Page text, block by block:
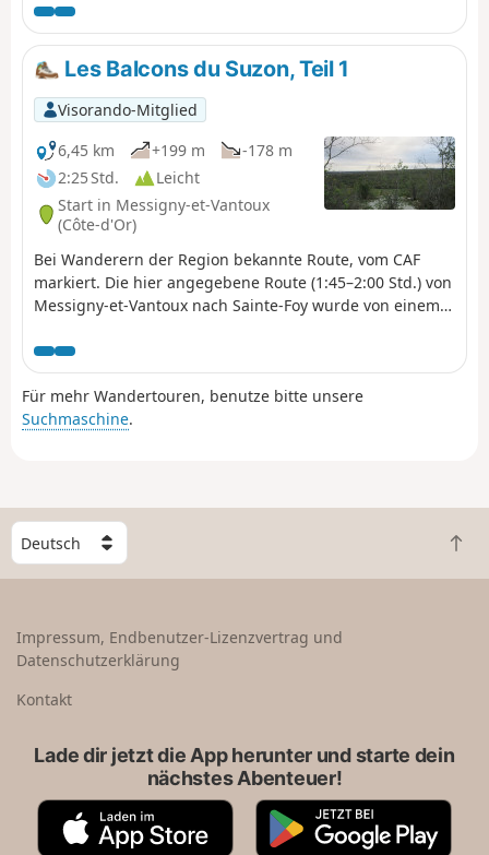
der Welt, ebenso wie einige der charmanten Dörfer und
Sehenswürdigkeiten dazwischen, wie Vosne-Romanée,
Chambolle-Musigny und Chateau de Vougeot. Die
Wanderung ist hundefreundlich (in Nuits gibt es eine
gute Tierarztpraxis). Es handelt sich um eine ziemlich
lange und recht anspruchsvolle Wanderung, da es in der
Mitte einige Anstiege gibt, die von den Weinbergen in
die Wälder führen. Die Rückfahrt mit Bus und Bahn zum
Ausgangspunkt ist möglich.
Les Balcons du Suzon, Teil 1
Visorando-Mitglied
6,45 km
+199 m
-178 m
2:25 Std.
Leicht
Start in Messigny-et-Vantoux
(Côte-d'Or)
Bei Wanderern der Region bekannte Route, vom CAF
markiert. Die hier angegebene Route (1:45–2:00 Std.) von
Messigny-et-Vantoux nach Sainte-Foy wurde von einem
Trail-Modus (auf ebenen Strecken und Abstiegen)
zurückgelegt... Diese Strecke ist Teil einer längeren
Wanderung (Tour du Val Suzon).
Für mehr Wandertouren, benutze bitte unsere
Suchmaschine.
W
ä
h
e
n
Z
u
Impressum, Endbenutzer-Lizenzvertrag und
Datenschutzerklärung
Kontakt
Lade dir jetzt die App herunter und starte dein
nächstes Abenteuer!
A
G